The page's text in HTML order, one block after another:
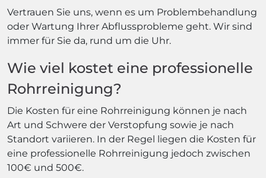
Vertrauen Sie uns, wenn es um Problembehandlung
oder Wartung Ihrer Abflussprobleme geht. Wir sind
immer für Sie da, rund um die Uhr.
Wie viel kostet eine professionelle
Rohrreinigung?
Die Kosten für eine Rohrreinigung können je nach
Art und Schwere der Verstopfung sowie je nach
Standort variieren. In der Regel liegen die Kosten für
eine professionelle Rohrreinigung jedoch zwischen
100€ und 500€.